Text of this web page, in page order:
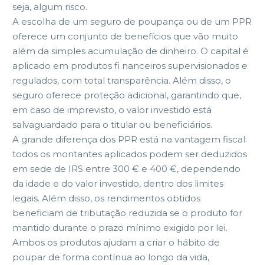
seja, algum risco.
A escolha de um seguro de poupança ou de um PPR
oferece um conjunto de benefícios que vão muito
além da simples acumulação de dinheiro. O capital é
aplicado em produtos fi nanceiros supervisionados e
regulados, com total transparência. Além disso, o
seguro oferece proteção adicional, garantindo que,
em caso de imprevisto, o valor investido está
salvaguardado para o titular ou beneficiários.
A grande diferença dos PPR está na vantagem fiscal:
todos os montantes aplicados podem ser deduzidos
em sede de IRS entre 300 € e 400 €, dependendo
da idade e do valor investido, dentro dos limites
legais. Além disso, os rendimentos obtidos
beneficiam de tributação reduzida se o produto for
mantido durante o prazo mínimo exigido por lei.
Ambos os produtos ajudam a criar o hábito de
poupar de forma contínua ao longo da vida,